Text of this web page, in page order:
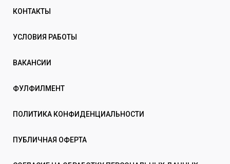
КОНТАКТЫ
УСЛОВИЯ РАБОТЫ
ВАКАНСИИ
ФУЛФИЛМЕНТ
ПОЛИТИКА КОНФИДЕНЦИАЛЬНОСТИ
ПУБЛИЧНАЯ ОФЕРТА